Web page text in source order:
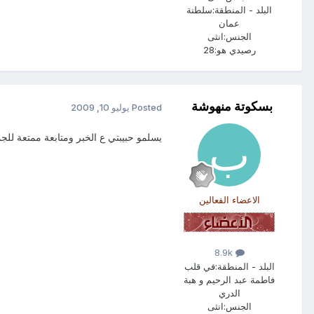
البلد - المنطقة:سلطنة
عمان
الجنس:انثى
رصيدي هو:28
بسكوتة منهوشة
الاعضاء الفعالين
8.9k
البلد - المنطقة:في قلب
فاطمة عبد الرحيم و هبة
الدري
الجنس:انثى
Posted يوليو 10, 2009
يسلمو حبيبتي ع الخبر ومتابعة ممتعة